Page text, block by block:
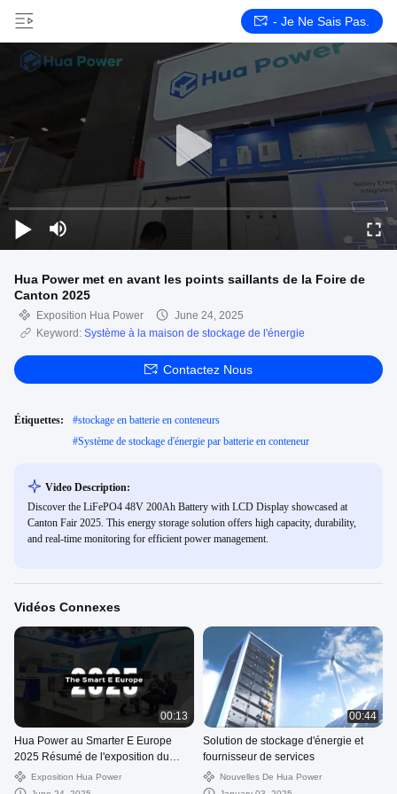
- Je Ne Sais Pas.
Hua Power met en avant les points saillants de la Foire de
Canton 2025
Exposition Hua Power
June 24, 2025
Keyword: Système à la maison de stockage de l'énergie
Contactez Nous
Étiquettes: #stockage en batterie en conteneurs
#Système de stockage d'énergie par batterie en conteneur
Video Description:
Discover the LiFePO4 48V 200Ah Battery with LCD Display showcased at
Canton Fair 2025. This energy storage solution offers high capacity, durability,
and real-time monitoring for efficient power management.
Vidéos Connexes
00:13
Hua Power au Smarter E Europe
2025 Résumé de l'exposition du
stockage d'énergie de Munich
Exposition Hua Power
00:44
Solution de stockage d'énergie et
fournisseur de services
Nouvelles De Hua Power